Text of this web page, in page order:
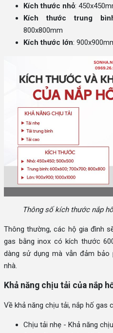
Kích thước nhỏ:
Kích thước trung
800x800mm
Kích thước lớn:
Thông số kích thước nắp
Thông thường, các hộ gia đình
gas bằng inox có kích thước
dàng sử dụng mà vẫn đảm
nhà.
Khả năng chịu tải của nắp
Về khả năng chịu tải, nắp hố gas
Chịu tải nhẹ - Khả năng